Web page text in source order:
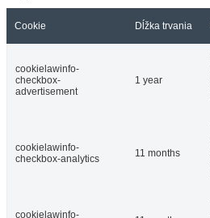
Cookie Dĺžka trvania
cookielawinfo-
checkbox-
advertisement
1 year
cookielawinfo-
checkbox-analytics
11 months
cookielawinfo-